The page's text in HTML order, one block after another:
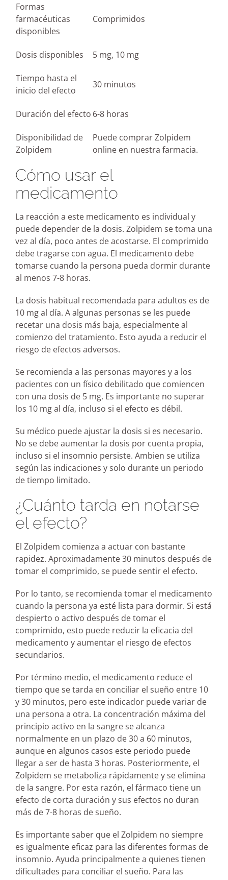
Formas
farmacéuticas
disponibles
Comprimidos
Dosis disponibles 5 mg, 10 mg
Tiempo hasta el
inicio del efecto
30 minutos
Duración del efecto 6-8 horas
Disponibilidad de
Zolpidem
Puede comprar Zolpidem
online en nuestra farmacia.
Cómo usar el
medicamento
La reacción a este medicamento es individual y
puede depender de la dosis. Zolpidem se toma una
vez al día, poco antes de acostarse. El comprimido
debe tragarse con agua. El medicamento debe
tomarse cuando la persona pueda dormir durante
al menos 7-8 horas.
La dosis habitual recomendada para adultos es de
10 mg al día. A algunas personas se les puede
recetar una dosis más baja, especialmente al
comienzo del tratamiento. Esto ayuda a reducir el
riesgo de efectos adversos.
Se recomienda a las personas mayores y a los
pacientes con un físico debilitado que comiencen
con una dosis de 5 mg. Es importante no superar
los 10 mg al día, incluso si el efecto es débil.
Su médico puede ajustar la dosis si es necesario.
No se debe aumentar la dosis por cuenta propia,
incluso si el insomnio persiste. Ambien se utiliza
según las indicaciones y solo durante un periodo
de tiempo limitado.
¿Cuánto tarda en notarse
el efecto?
El Zolpidem comienza a actuar con bastante
rapidez. Aproximadamente 30 minutos después de
tomar el comprimido, se puede sentir el efecto.
Por lo tanto, se recomienda tomar el medicamento
cuando la persona ya esté lista para dormir. Si está
despierto o activo después de tomar el
comprimido, esto puede reducir la eficacia del
medicamento y aumentar el riesgo de efectos
secundarios.
Por término medio, el medicamento reduce el
tiempo que se tarda en conciliar el sueño entre 10
y 30 minutos, pero este indicador puede variar de
una persona a otra. La concentración máxima del
principio activo en la sangre se alcanza
normalmente en un plazo de 30 a 60 minutos,
aunque en algunos casos este periodo puede
llegar a ser de hasta 3 horas. Posteriormente, el
Zolpidem se metaboliza rápidamente y se elimina
de la sangre. Por esta razón, el fármaco tiene un
efecto de corta duración y sus efectos no duran
más de 7-8 horas de sueño.
Es importante saber que el Zolpidem no siempre
es igualmente eficaz para las diferentes formas de
insomnio. Ayuda principalmente a quienes tienen
dificultades para conciliar el sueño. Para las